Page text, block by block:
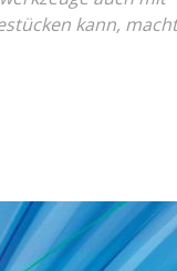
kann,